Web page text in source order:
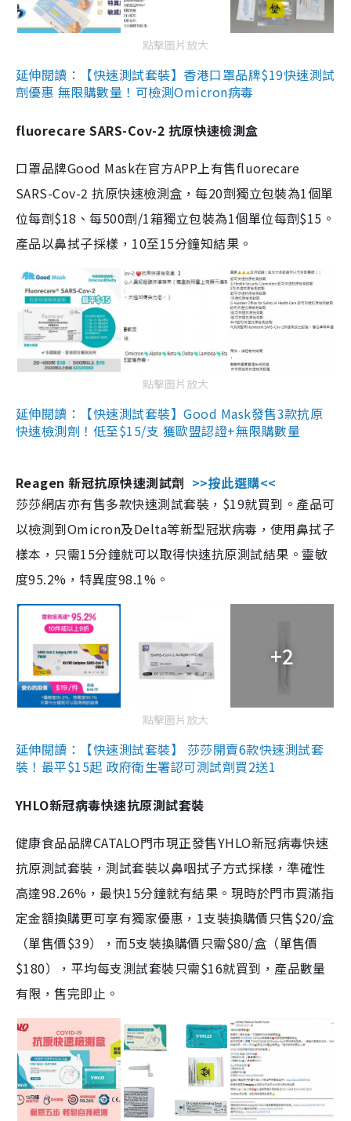
點擊圖片放大
延伸閱讀：【快速測試套裝】香港口罩品牌$19快速測試
劑優惠 無限購數量！可檢測Omicron病毒
fluorecare SARS-Cov-2 抗原快速檢測盒
口罩品牌Good Mask在官方APP上有售fluorecare
SARS-Cov-2 抗原快速檢測盒，每20劑獨立包裝為1個單
位每劑$18、每500劑/1箱獨立包裝為1個單位每劑$15。
產品以鼻拭子採樣，10至15分鐘知結果。
點擊圖片放大
延伸閱讀：【快速測試套裝】Good Mask發售3款抗原
快速檢測劑！低至$15/支 獲歐盟認證+無限購數量
Reagen 新冠抗原快速測試劑 >>按此選購<<
莎莎網店亦有售多款快速測試套裝，$19就買到。產品可
以檢測到Omicron及Delta等新型冠狀病毒，使用鼻拭子
樣本，只需15分鐘就可以取得快速抗原測試結果。靈敏
度95.2%，特異度98.1%。
+2
點擊圖片放大
延伸閱讀：【快速測試套裝】 莎莎開賣6款快速測試套
裝！最平$15起 政府衛生署認可測試劑買2送1
YHLO新冠病毒快速抗原測試套裝
健康食品品牌CATALO門市現正發售YHLO新冠病毒快速
抗原測試套裝，測試套裝以鼻咽拭子方式採樣，準確性
高達98.26%，最快15分鐘就有結果。現時於門市買滿指
定金額換購更可享有獨家優惠，1支裝換購價只售$20/盒
（單售價$39），而5支裝換購價只需$80/盒（單售價
$180），平均每支測試套裝只需$16就買到，產品數量
有限，售完即止。